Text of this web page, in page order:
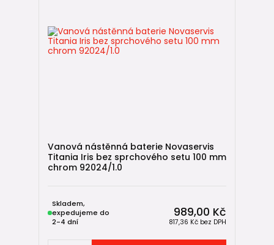
Vanová nástěnná baterie Novaservis
Titania Iris bez sprchového setu 100 mm
chrom 92024/1.0
989,00 Kč
817,36 Kč bez DPH
Skladem,
expedujeme do
2-4 dní